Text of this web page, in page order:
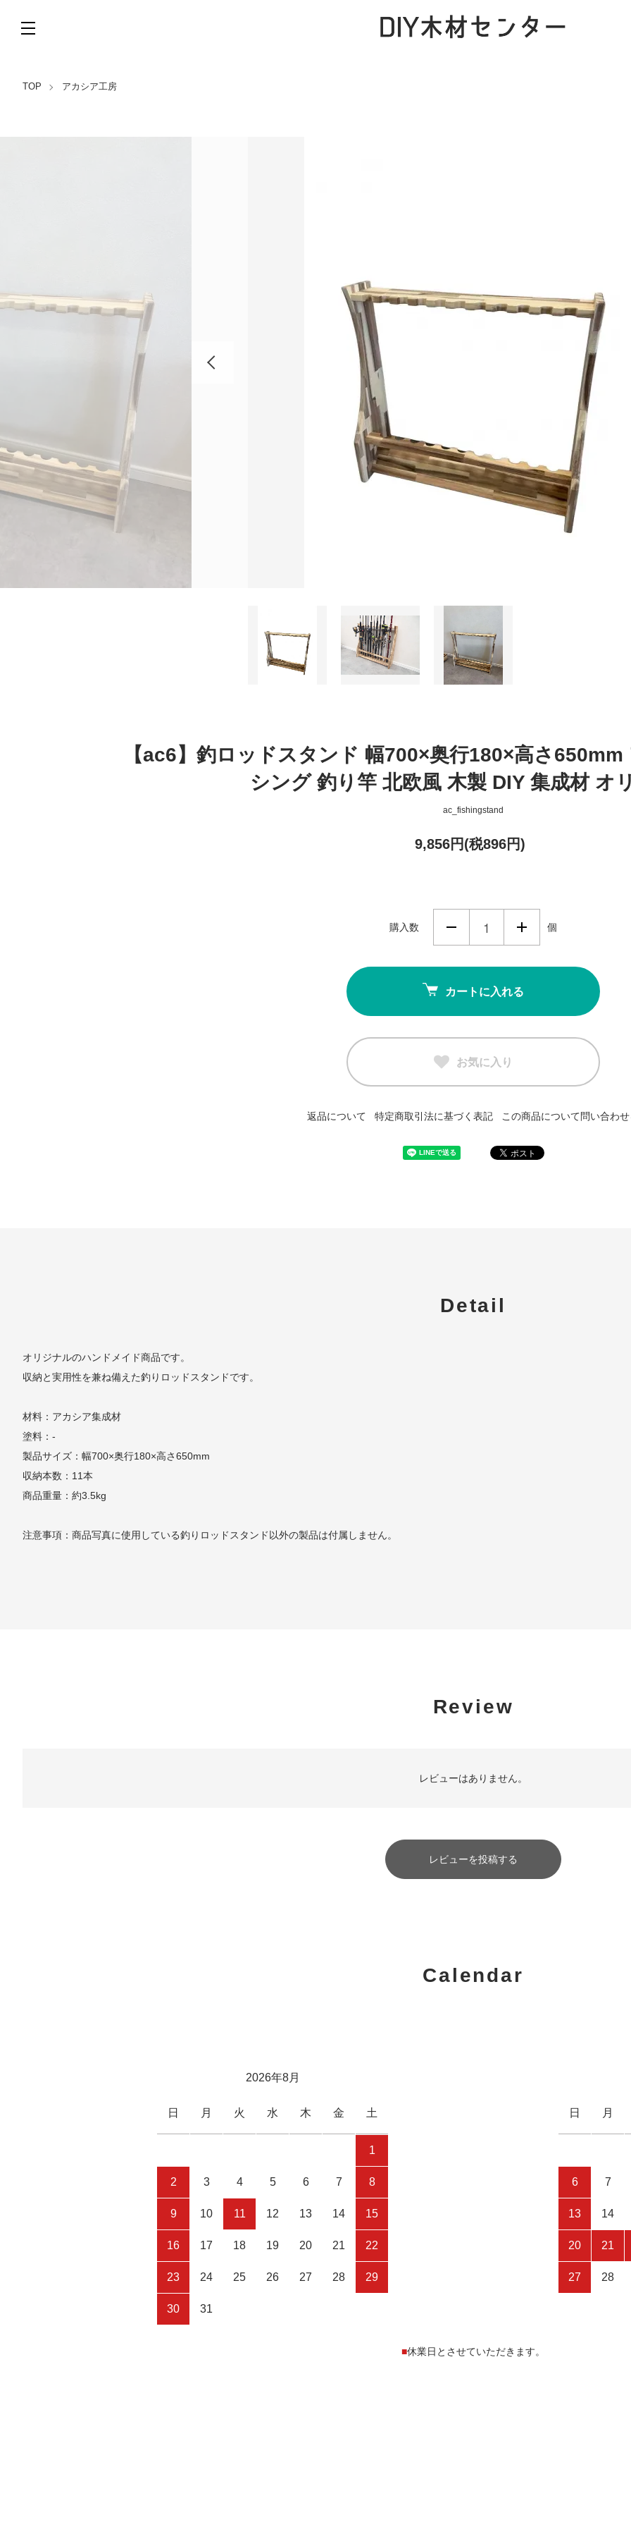
TOP アカシア工房
【ac6】釣ロッドスタンド 幅700×奥行180×高さ
シング 釣り竿 北欧風 木製 DIY 集成材 オ
ac_fishingstand
9,856円(税896円)
購入数 個
カートに入れる
お気に入り
返品について 特定商取引法に基づく表記 この商品について問い合わ
Detail
オリジナルのハンドメイド商品です。
収納と実用性を兼ね備えた釣りロッドスタンドです。
材料：アカシア集成材
塗料：-
製品サイズ：幅700×奥行180×高さ650mm
収納本数：11本
商品重量：約3.5kg
注意事項：商品写真に使用している釣りロッドスタンド以外の製品は付属しません。
Review
レビューはありません。
レビューを投稿する
Calendar
2026年8月
日 月 火 水 木 金 土
1
2 3 4 5 6 7 8
9 10 11 12 13 14 15
16 17 18 19 20 21 22
23 24 25 26 27 28 29
30 31
日 月
6 7
13 14
20 21
27 28
■休業日とさせていただきます。